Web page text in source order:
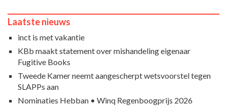
Laatste nieuws
inct is met vakantie
KBb maakt statement over mishandeling eigenaar
Fugitive Books
Tweede Kamer neemt aangescherpt wetsvoorstel tegen
SLAPPs aan
Nominaties Hebban • Winq Regenboogprijs 2026